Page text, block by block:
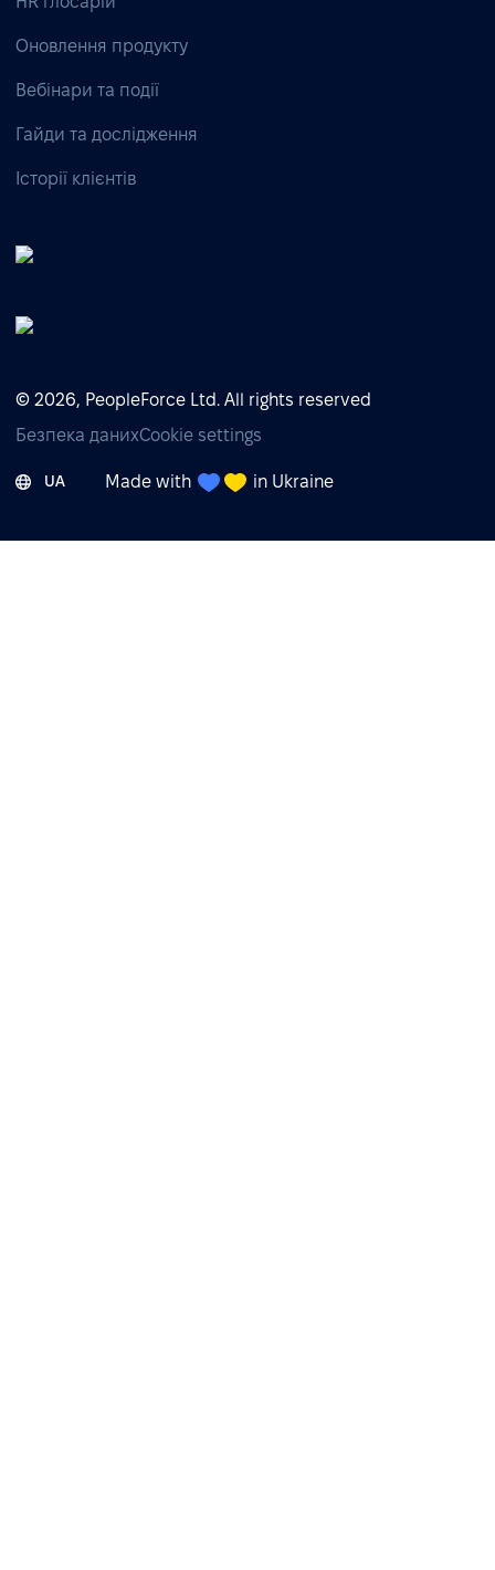
Оновлення продукту
Вебінари та події
Гайди та дослідження
Історії клієнтів
© 2026, PeopleForce Ltd. All rights reserved
Безпека данихCookie settings
UA Made with in Ukraine